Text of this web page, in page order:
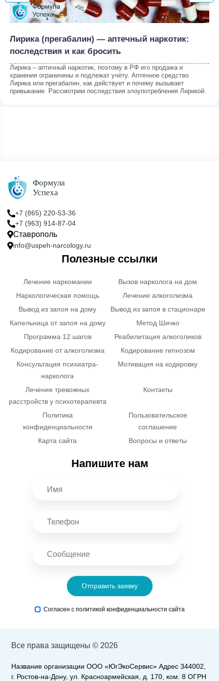
Лирика (прегабалин) — аптечный наркотик:
последствия и как бросить
Лирика – аптечный наркотик, поэтому в РФ его продажа и
хранения ограничены и подлежат учёту. Аптечное средство
Лирика или прегабалин, как действует и почему вызывает
привыкание. Рассмотрим последствия злоупотребления Лирикой.
+7 (865) 220-53-36
+7 (963) 914-87-04
Ставрополь
info@uspeh-narcology.ru
Полезные ссылки
Лечение наркомании
Вызов нарколога на дом
Наркологическая помощь
Лечение алкоголизма
Вывод из запоя на дому
Вывод из запоя в стационаре
Капельница от запоя на дому
Метод Шичко
Программа 12 шагов
Реабилитация алкоголиков
Кодирование от алкоголизма
Кодирование гипнозом
Консультация психиатра-
нарколога
Мотивация на кодировку
Лечение тревожных
расстройств у психотерапевта
Контакты
Политика
конфиденциальности
Пользовательское
соглашение
Карта сайта
Вопросы и ответы
Напишите нам
Отправить заявку
Согласен с политикой конфиденциальности сайта
Все права защищены © 2026
Название организации ООО «ЮгЭкоСервис» Адрес 344002,
г. Ростов-на-Дону, ул. Красноармейская, д. 170, ком. 8 ОГРН